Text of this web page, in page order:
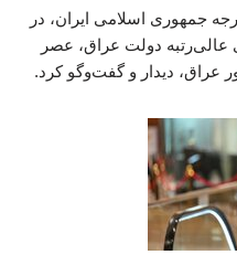
جمهوری اسلامی ایران، در
عالی‌رتبه دولت عراق، عصر
عراق، دیدار و گفت‌وگو کرد.